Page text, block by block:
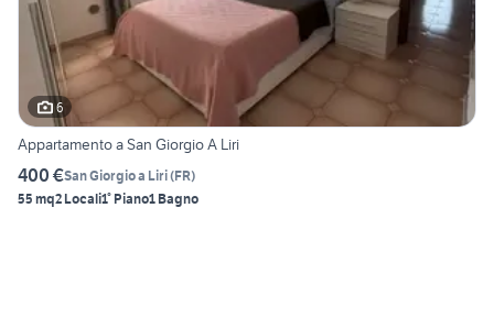
6
Appartamento a San Giorgio A Liri
400 €San Giorgio a Liri(FR)
55 mq2 Locali1° Piano1 Bagno